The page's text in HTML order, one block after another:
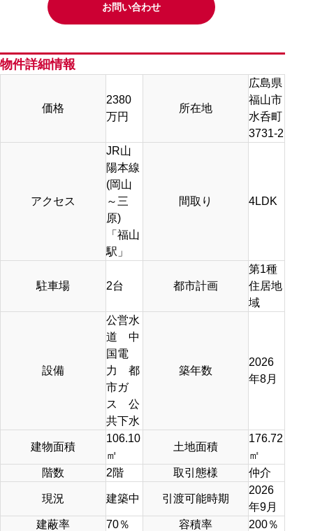
お問い合わせ
物件詳細情報
価格
2380
万円
所在地
広島県
福山市
水呑町
3731-2
アクセス
JR山
陽本線
(岡山
～三
原)
「福山
駅」
間取り 4LDK
駐車場 2台 都市計画
第1種
住居地
域
設備
公営水
道 中
国電
力 都
市ガ
ス 公
共下水
築年数
2026
年8月
建物面積
106.10
㎡
土地面積
176.72
㎡
階数
2階 取引態様 仲介
現況 建築中 引渡可能時期
2026
年9月
建蔽率
70％ 容積率
200％